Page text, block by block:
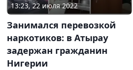
13:23, 22 июля 2022
Занимался перевозкой
наркотиков: в Атырау
задержан гражданин
Нигерии